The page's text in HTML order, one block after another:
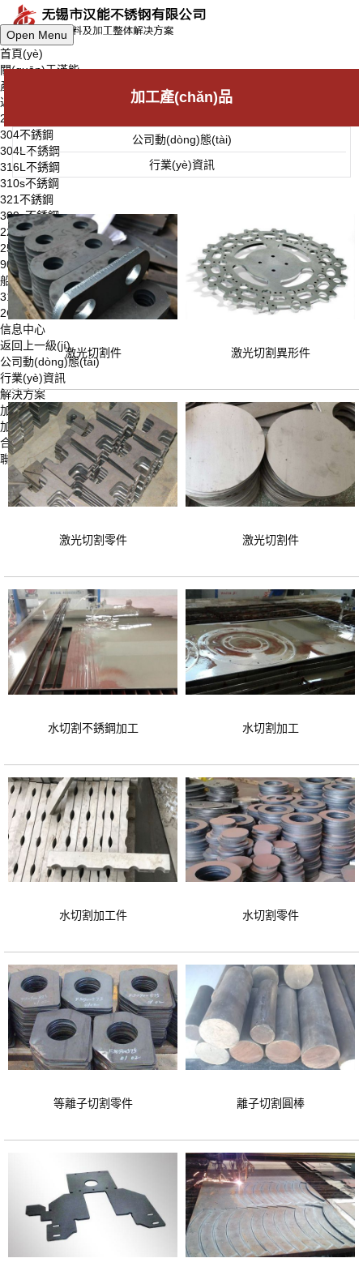
Open Menu
首頁(yè)
關(guān)于漢能
產(chǎn)品中心
返回上一級(jí)
201不銹鋼
304不銹鋼
304L不銹鋼
316L不銹鋼
310s不銹鋼
321不銹鋼
309s不銹鋼
2205不銹鋼
2507不銹鋼
904L不銹鋼
船用不銹鋼
316Ti不銹鋼
2Cr25N不銹鋼
信息中心
返回上一級(jí)
公司動(dòng)態(tài)
行業(yè)資訊
解決方案
加工設(shè)備
加工產(chǎn)品
合作鋼廠
聯(lián)系我們
加工產(chǎn)品
公司動(dòng)態(tài)
行業(yè)資訊
激光切割件 激光切割異形件
激光切割零件 激光切割件
水切割不銹鋼加工 水切割加工
水切割加工件 水切割零件
等離子切割零件 離子切割圓棒